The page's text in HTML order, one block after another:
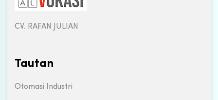
CV. RAFAN JULIAN
Tautan
Otomasi Industri